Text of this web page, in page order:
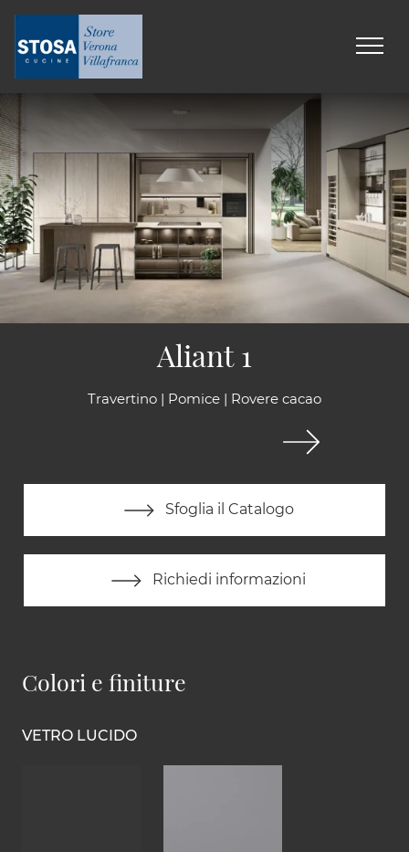
Travertino | Pomice | Rovere cacao
Sfoglia il Catalogo
Richiedi informazioni
Aliant 1
Colori e finiture
VETRO LUCIDO